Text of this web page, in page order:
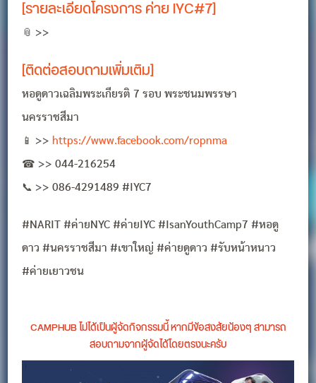
[รายละเอียดโครงการ ค่าย IYC#7]
📎 >>
[ติดต่อสอบถามเพิ่มเติม]
หอดูดาวเ​ฉลิมพระเกียรติ 7 รอบ พระชนมพรรษา
นครราชสีมา
📱 >> https://www.facebook.com/ropnma
☎ >> 044-216254
📞 >> 086-4291489 #IYC7
#NARIT #ค่ายNYC #ค่ายIYC #IsanYouthCamp7 #หอดู
ดาว #นครราชสีมา #เขาใหญ่ #ค่ายดูดาว #รับหน้าหนาว
#ค่ายเยาวชน
CAMPHUB ไม่ได้เป็นผู้จัดกิจกรรมนี้ หากมีข้อสงสัยน้องๆ สามารถ
สอบถามจากผู้จัดได้โดยตรงนะครับ